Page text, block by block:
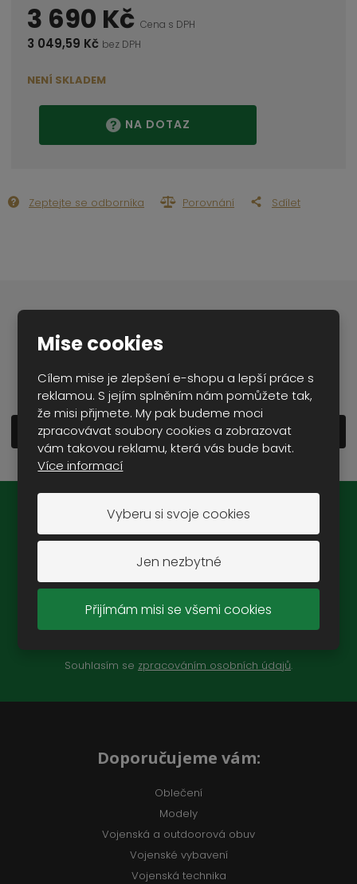
Mise cookies
Cílem mise je zlepšení e-shopu a lepší práce s
reklamou. S jejím splněním nám pomůžete tak,
že misi přijmete. My pak budeme moci
zpracovávat soubory cookies a zobrazovat
vám takovou reklamu, která vás bude bavit.
Více informací
Vyberu si svoje cookies
Jen nezbytné
Přijímám misi se všemi cookies
3 690 KčCena s DPH
3 049,59 Kč bez DPH
NENÍ SKLADEM
NA DOTAZ
Zeptejte se odborníka Porovnání Sdílet
Zobrazit detailní popis
Novinky na e-mail:
Souhlasím se zpracováním osobních údajů.
Doporučujeme vám:
Oblečení
Modely
Vojenská a outdoorová obuv
Vojenské vybavení
Vojenská technika